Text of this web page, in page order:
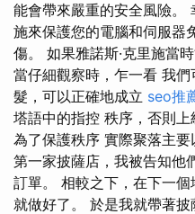
能會帶來嚴重的安全風險。
施來保護您的電腦和伺服器
傷。 如果雅諾斯·克里施當
當仔細觀察時，乍一看 我
髮，可以正確地成立 seo推
塔語中的指控 秩序，否則
為了保護秩序 實際聚落主
第一家披薩店，我被告知他
訂單。 相較之下，在下一個
就做好了。 於是我就帶著